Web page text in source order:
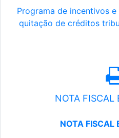
Programa de incentivos
quitação de créditos
NOTA FISCAL
NOTA FISCAL